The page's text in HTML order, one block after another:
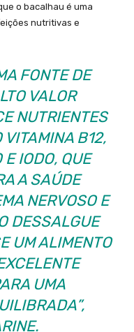
o bacalhau é uma
nutritivas e
FONTE DE
VALOR
NUTRIENTES
VITAMINA B12,
IODO, QUE
A SAÚDE
NERVOSO E
DESSALGUE
UM ALIMENTO
UMA